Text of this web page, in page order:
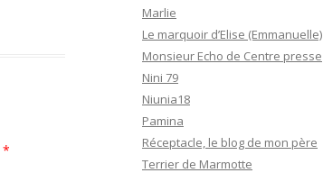
*
Marlie
Le marquoir d’Elise (Emmanuelle)
Monsieur Echo de Centre presse
Nini 79
Niunia18
Pamina
Réceptacle, le blog de mon père
Terrier de Marmotte